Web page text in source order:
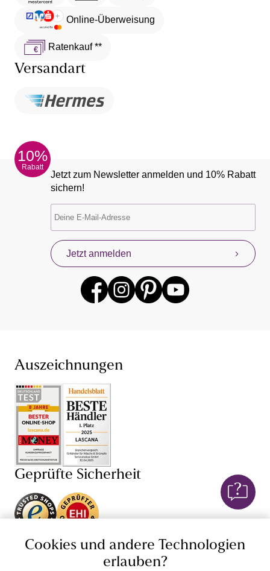
ideal ist. Für einen gemütlichen Tag am Strand, eignet
sich ein luftigesLASCANAStrandkleid
Achte auf die Hinweise auf dem Pflegeetikett. Die
Waschsymbole
das Kleid gewaschen werden darf. Je nach Material
oder im Schonprogramm gewaschen werden.
nicht ausbleicht, lohnt sich z.B. ein spezielles Mittel
für dunkle Wäsche. Für ein weißes Kleid eignen sich
Waschmittel, die hingegen bleichend wirken. Denn so
bleibt es lange strahlend weiß.
Wäschetrockner getrocknet werden kann. Einige
besser an der Luft trocknen lässt. Dadurch bleibt die
Form länger bestehen.
Online-Überweisung
Ratenkauf **
Versandart
10%
Rabatt
Jetzt zum Newsletter anmelden und 10% Rabatt
sichern!
Jetzt anmelden
Auszeichnungen
Geprüfte Sicherheit
Unsere Apps
Cookies und andere Technologien
erlauben?